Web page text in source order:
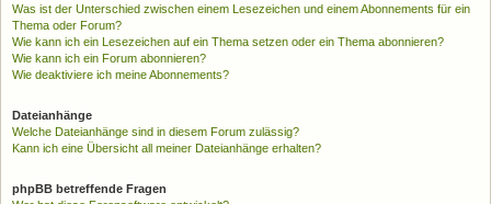
Was ist der Unterschied zwischen einem Lesezeichen und einem Abonnements für ein
Thema oder Forum?
Wie kann ich ein Lesezeichen auf ein Thema setzen oder ein Thema abonnieren?
Wie kann ich ein Forum abonnieren?
Wie deaktiviere ich meine Abonnements?
Dateianhänge
Welche Dateianhänge sind in diesem Forum zulässig?
Kann ich eine Übersicht all meiner Dateianhänge erhalten?
phpBB betreffende Fragen